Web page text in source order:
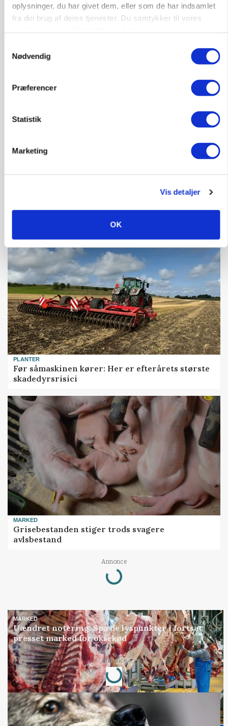
oplysninger, du har givet dem, eller som de har indsamlet
fra din brug af deres tjenester. Du samtykker til vores
Nødvendig
Præferencer
Statistik
Marketing
Vis detaljer
OK
POLITIK
Folketinget behandler ny gødskningslov: Sådan
KVÆG
PLANTER
Før såmaskinen kører: Her er efterårets største
skadedyrsrisici
MARKED
Grisebestanden stiger trods svagere
avlsbestand
Annonce
Loading...
MARKED
Uændret notering: Spæde lyspunkter i fortsat
presset marked for oksekød
Annonce
Loading...